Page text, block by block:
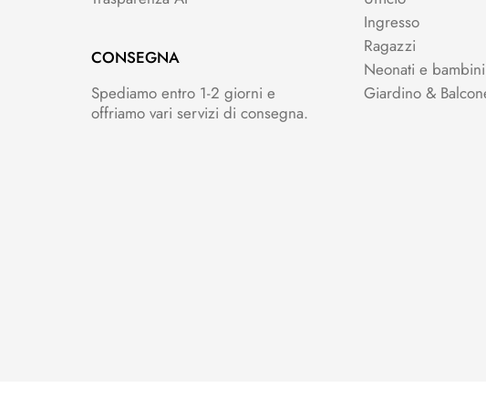
CONSEGNA
Spediamo entro 1-2 giorni e
offriamo vari servizi di consegna.
Ingresso
Ragazzi
Neonati e bambini
Giardino &